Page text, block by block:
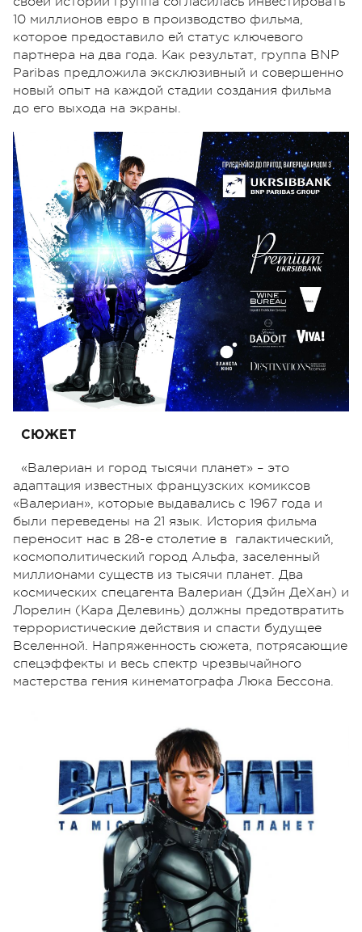
10 миллионов евро в производство фильма,
которое предоставило ей статус ключевого
партнера на два года. Как результат, группа BNP
Paribas предложила эксклюзивный и совершенно
новый опыт на каждой стадии создания фильма
до его выхода на экраны.
СЮЖЕТ
«Валериан и город тысячи планет» – это
адаптация известных французских комиксов
«Валериан», которые выдавались с 1967 года и
были переведены на 21 язык. История фильма
переносит нас в 28-е столетие в галактический,
космополитический город Альфа, заселенный
миллионами существ из тысячи планет. Два
космических спецагента Валериан (Дэйн ДеХан) и
Лорелин (Кара Делевинь) должны предотвратить
террористические действия и спасти будущее
Вселенной. Напряженность сюжета, потрясающие
спецэффекты и весь спектр чрезвычайного
мастерства гения кинематографа Люка Бессона.